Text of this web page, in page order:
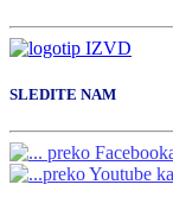
SLEDITE NAM